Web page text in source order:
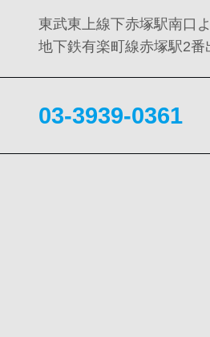
東武東上線下赤塚駅南口
地下鉄有楽町線赤塚駅2番
03-3939-0361